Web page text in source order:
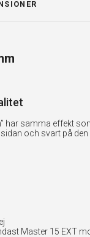
har samma effekt
och svart på
Master 15 EXT